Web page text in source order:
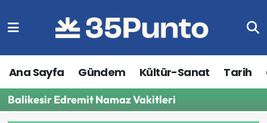
Ana Sayfa Gündem Kültür-Sanat Tarih
Balikesir Edremit Namaz Vakitleri